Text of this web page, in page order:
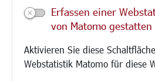
Erfassen einer
von Matomo gestatten
Aktivieren Sie diese
Webstatistik Matomo für diese
Veranstaltungen
Neue Stadthalle Langen
Bäder
Musikschule